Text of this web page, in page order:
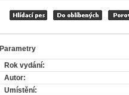
Parametry
Rok vydání:
Autor:
Umístění: